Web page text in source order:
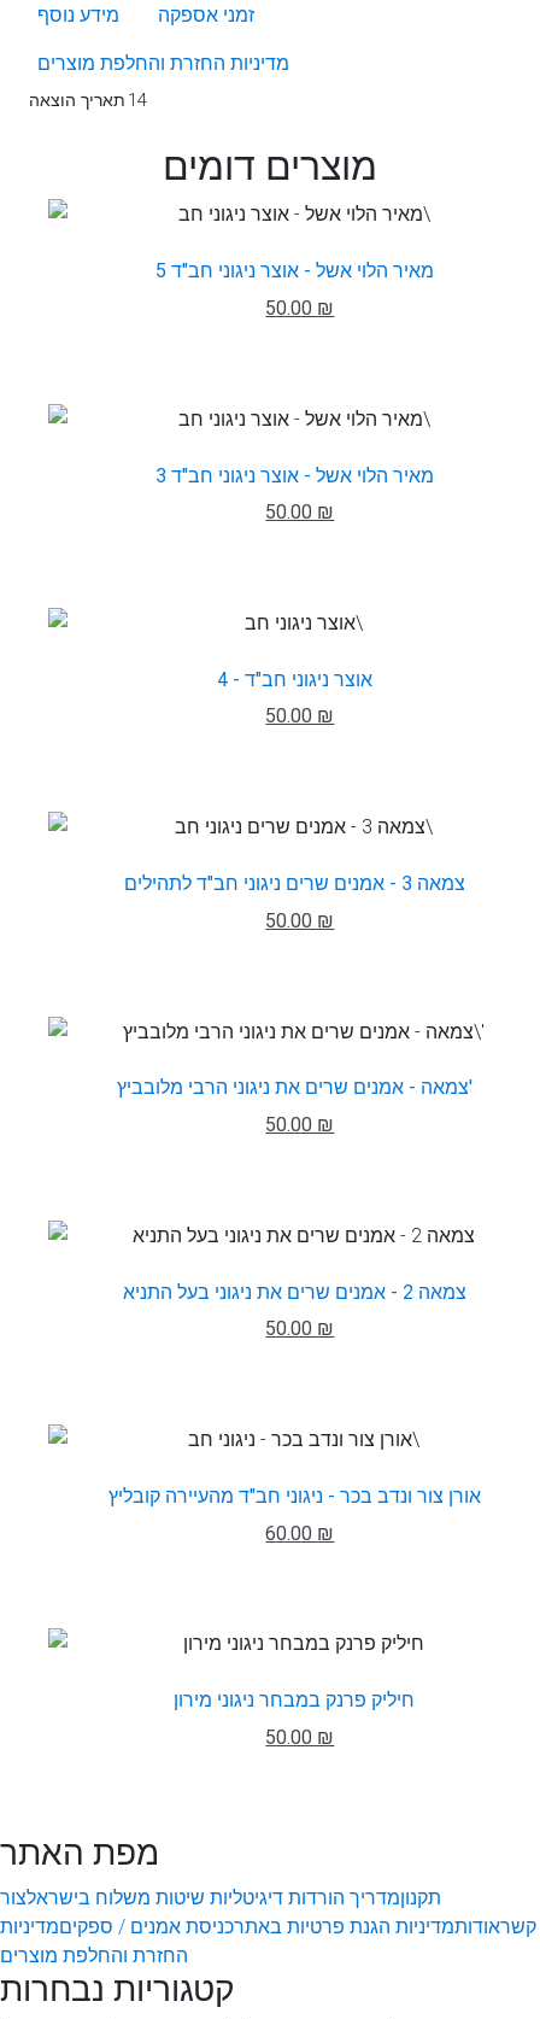
מידע נוסף
זמני אספקה
מדיניות החזרת והחלפת מוצרים
תאריך הוצאה 14
מוצרים דומים
מאיר הלוי אשל - אוצר ניגוני חב"ד 5
50.00 ₪
מאיר הלוי אשל - אוצר ניגוני חב"ד 3
50.00 ₪
אוצר ניגוני חב"ד - 4
50.00 ₪
צמאה 3 - אמנים שרים ניגוני חב"ד לתהילים
50.00 ₪
צמאה - אמנים שרים את ניגוני הרבי מלובביץ'
50.00 ₪
צמאה 2 - אמנים שרים את ניגוני בעל התניא
50.00 ₪
אורן צור ונדב בכר - ניגוני חב"ד מהעיירה קובליץ
60.00 ₪
חיליק פרנק במבחר ניגוני מירון
50.00 ₪
מפת האתר
תקנוןמדריך הורדות דיגיטליות שיטות משלוח בישראלצור
קשראודותמדיניות הגנת פרטיות באתרכניסת אמנים / ספקיםמדיניות
החזרת והחלפת מוצרים
קטגוריות נבחרות